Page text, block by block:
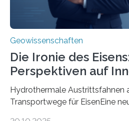
Geowissenschaften
Die Ironie des
Perspektiven auf
Hydrothermale Austrittsfahnen
Transportwege für EisenEine